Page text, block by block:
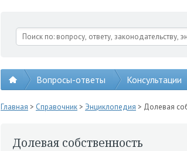
Вопросы-ответы Консультации
Главная > Справочник> Энциклопедия > Долевая
Долевая собственность